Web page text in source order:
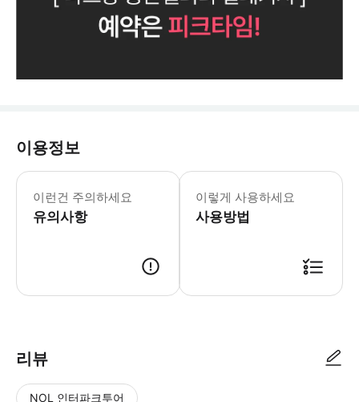
이용정보
이런건 주의하세요
유의사항
[ 이용 시간 ] 고객님이 선택하신 날
이렇게 사용하세요
사용방법
리뷰
NOL 인터파크투어